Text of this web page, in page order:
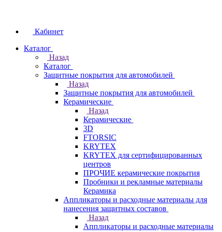
Кабинет
Каталог
Назад
Каталог
Защитные покрытия для автомобилей
Назад
Защитные покрытия для автомобилей
Керамические
Назад
Керамические
3D
FTORSIC
KRYTEX
KRYTEX для сертифицированных
центров
ПРОЧИЕ керамические покрытия
Пробники и рекламные материалы
Керамика
Аппликаторы и расходные материалы для
нанесения защитных составов
Назад
Аппликаторы и расходные материалы